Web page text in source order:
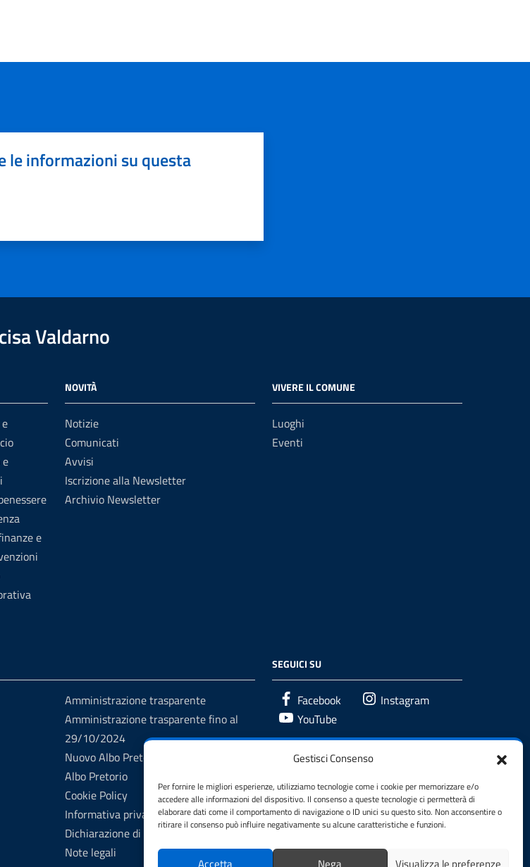
Gestisci Consenso
Per fornire le migliori esperienze, utilizziamo tecnologie come i cookie per memorizzare e/o
accedere alle informazioni del dispositivo. Il consenso a queste tecnologie ci permetterà di
elaborare dati come il comportamento di navigazione o ID unici su questo sito. Non acconsentire o
ritirare il consenso può influire negativamente su alcune caratteristiche e funzioni.
le informazioni su questa
Valdarno
e
NOVITÀ
Notizie
Comunicati
Avvisi
Iscrizione alla Newsletter
Archivio Newsletter
VIVERE IL COMUNE
Luoghi
Eventi
Amministrazione trasparente
Amministrazione trasparente fino al
29/10/2024
Nuovo Albo Pretorio
Albo Pretorio
Cookie Policy
Informativa privacy
Dichiarazione di accessibilità
Note legali
SEGUICI SU
Facebook
Instagram
YouTube